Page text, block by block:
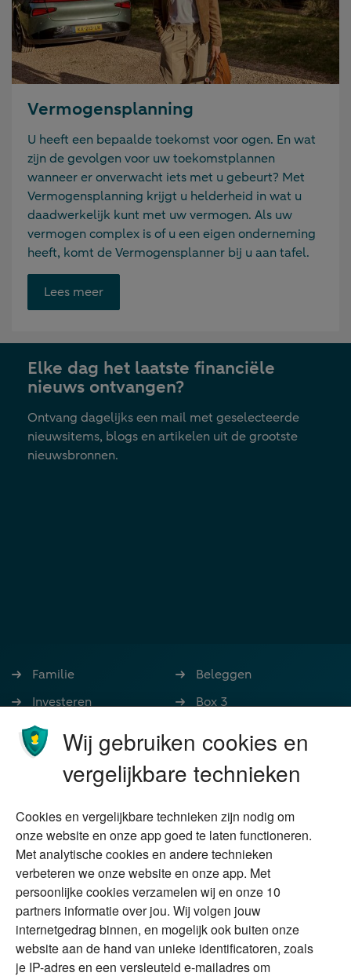
Vermogensplanning
U heeft een bepaalde toekomst voor ogen. En wat
zijn de gevolgen voor uw toekomstplannen
wanneer er onverwacht iets met u gebeurt? Met
Vermogensplanning krijgt u helderheid in wat u
daadwerkelijk kunt met uw vermogen. Als uw
vermogen complex is of u een eigen onderneming
heeft, komt de Vermogensplanner bij u aan tafel.
Lees meerOpent
link
nieuwe
tab
Elke dag het laatste financiële
nieuws ontvangen?
Ontvang dagelijks een mail met geselecteerde
nieuwsitems, blogs en artikelen uit de grootste
nieuwsbronnen.
Familie
Investeren
Ondernemen
Stoppen met werken
Wonen
Beleggen
Box 3
Nalatenschap
Schenken
Duurzaam
Vermogensplanning
Tweede huis in
buitenland
DGA
Erfenis
Over Financial Focus
Specialisten
Financial Focus
magazine
The Exit Years
Contact
Wij gebruiken cookies en
vergelijkbare technieken
Cookies en vergelijkbare technieken zijn nodig om
onze website en onze app goed te laten functioneren.
Met analytische cookies en andere technieken
verbeteren we onze website en onze app. Met
persoonlijke cookies verzamelen wij en onze 10
partners informatie over jou. Wij volgen jouw
internetgedrag binnen, en mogelijk ook buiten onze
website aan de hand van unieke identificatoren, zoals
je IP-adres en een versleuteld e-mailadres om